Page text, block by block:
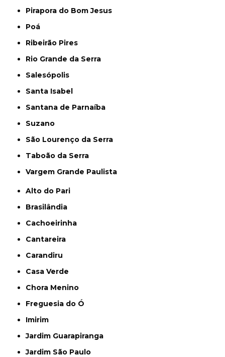
Pirapora do Bom Jesus
Poá
Ribeirão Pires
Rio Grande da Serra
Salesópolis
Santa Isabel
Santana de Parnaíba
Suzano
São Lourenço da Serra
Taboão da Serra
Vargem Grande Paulista
Alto do Pari
Brasilândia
Cachoeirinha
Cantareira
Carandiru
Casa Verde
Chora Menino
Freguesia do Ó
Imirim
Jardim Guarapiranga
Jardim São Paulo